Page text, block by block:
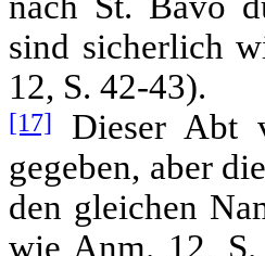
sind sicherlich
12, S. 42-43).
[17]
Dieser Abt
gegeben, aber
den gleichen
wie Anm. 12,